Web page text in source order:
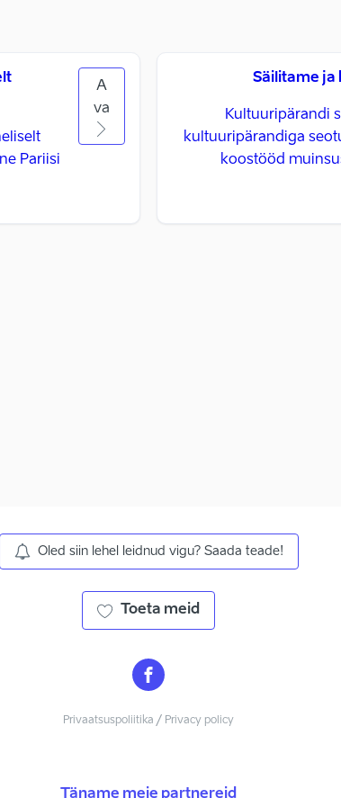
Pariisi
A
va
Säilitame
Kultuuripärandi
kultuuripärandiga
koostööd
Oled siin lehel leidnud vigu? Saada teade!
Toeta meid
Privaatsuspoliitika / Privacy policy
Täname meie partnereid